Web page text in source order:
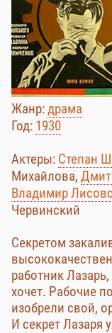
Жанр:драма
Год: 1930
Актеры: Степан
Михайлова,
Владимир
Червинский
Секретом
работник
хочет. Рабочие
изобрели свой,
И секрет Лазаря